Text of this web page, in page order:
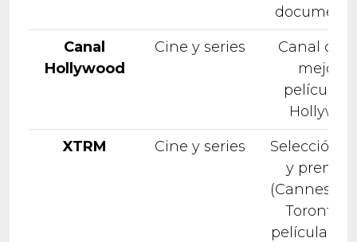
Canal
Hollywood
Cine y series
Canal con
mejores
películas
XTRM
Cine y series
Selección
y
(Cannes,
Toronto)
películas,